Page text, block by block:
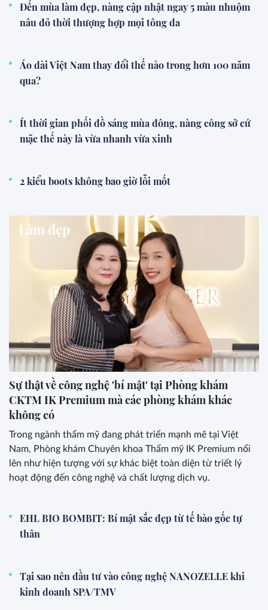
Đến mùa làm đẹp, nàng cập nhật ngay 5 màu nhuộm
nâu đỏ thời thượng hợp mọi tông da
Áo dài Việt Nam thay đổi thế nào trong hơn 100 năm
qua?
Ít thời gian phối đồ sáng mùa đông, nàng công sở cứ
mặc thế này là vừa nhanh vừa xinh
2 kiểu boots không bao giờ lỗi mốt
Làm đẹp
Sự thật về công nghệ 'bí mật' tại Phòng khám
CKTM IK Premium mà các phòng khám khác
không có
Trong ngành thẩm mỹ đang phát triển mạnh mẽ tại Việt
Nam, Phòng khám Chuyên khoa Thẩm mỹ IK Premium nổi
lên như hiện tượng với sự khác biệt toàn diện từ triết lý
hoạt động đến công nghệ và chất lượng dịch vụ.
EHL BIO BOMBIT: Bí mật sắc đẹp từ tế bào gốc tự
thân
Tại sao nên đầu tư vào công nghệ NANOZELLE khi
kinh doanh SPA/TMV